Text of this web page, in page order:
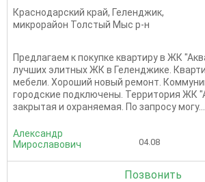
Краснодарский край, Геленджик,
микрорайон Толстый Мыс р-н
Предлагаем к покупке квартиру в ЖК
лучших элитных ЖК в Геленджике.
мебели. Хороший новый ремонт.
городские подключены. Территория ЖК
закрытая и охраняемая. По запросу могу...
Александр
Мирославович
04.08
Позвонить